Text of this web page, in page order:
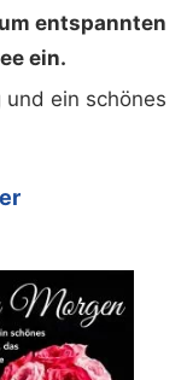
entspannten
ein.
und ein schönes